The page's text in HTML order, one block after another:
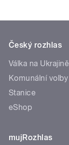
Český rozhlas
Válka na Ukrajině
Komunální volby
Stanice
eShop
mujRozhlas